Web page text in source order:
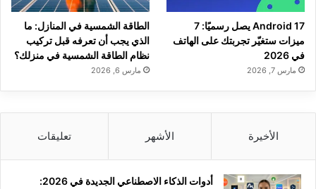
Android 17 يصل رسميًا: 7
ميزات ستغيّر تجربتك على الهاتف
في 2026
مارس 7, 2026
الطاقة الشمسية في المنازل: ما
الذي يجب أن تعرفه قبل تركيب
نظام الطاقة الشمسية في منزلك؟
مارس 6, 2026
الأخيرة الأشهر تعليقات
أدوات الذكاء الاصطناعي الجديدة في 2026: